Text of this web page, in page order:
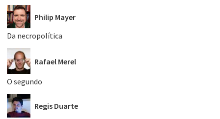
Philip Mayer
Da necropolítica
Rafael Merel
O segundo
Regis Duarte